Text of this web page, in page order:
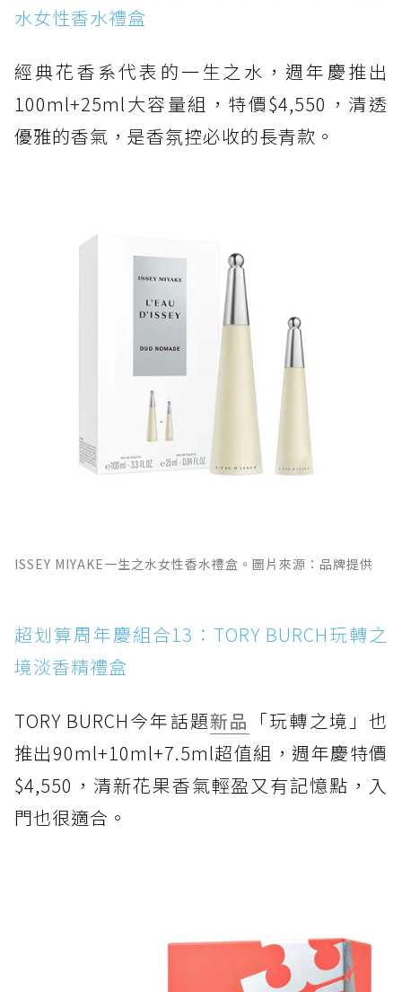
水女性香水禮盒
經典花香系代表的一生之水，週年慶推出
100ml+25ml大容量組，特價$4,550，清透
優雅的香氣，是香氛控必收的長青款。
ISSEY MIYAKE一生之水女性香水禮盒。圖片來源：品牌提供
超划算周年慶組合13：TORY BURCH玩轉之
境淡香精禮盒
TORY BURCH今年話題新品 「玩轉之境」也
推出90ml+10ml+7.5ml超值組，週年慶特價
$4,550，清新花果香氣輕盈又有記憶點，入
門也很適合。